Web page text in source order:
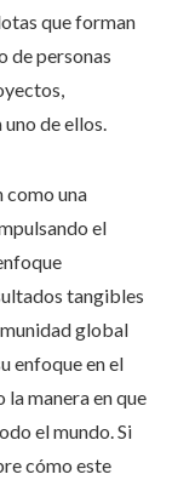
que forman
de personas
de ellos.
como una
el
tangibles
global
enfoque en el
manera en que
el mundo. Si
cómo este